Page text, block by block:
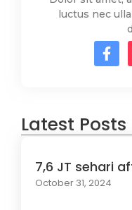
luctus nec
Latest Posts
7,6 JT sehari
October 31, 2024